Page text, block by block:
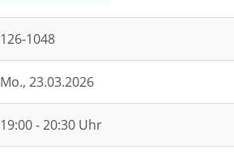
126-1048
Mo., 23.03.2026
19:00 - 20:30 Uhr